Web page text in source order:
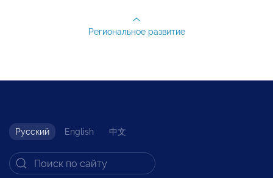
Региональное развитие
Русский English 中文